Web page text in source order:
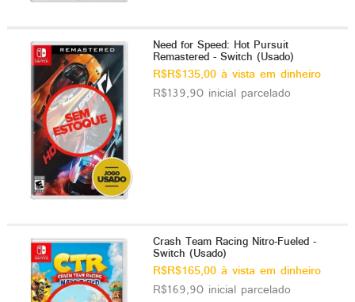
Need for Speed: Hot Pursuit
Remastered - Switch (Usado)
R$R$135,00 à vista em dinheiro
R$139,90 inicial parcelado
Crash Team Racing Nitro-Fueled -
Switch (Usado)
R$R$165,00 à vista em dinheiro
R$169,90 inicial parcelado